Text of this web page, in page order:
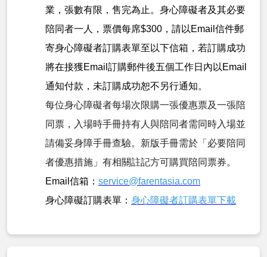
業，張數有限，售完為止。身心障礙者及其必要
陪同者一人，票價每席$300，請以Email信件郵
寄身心障礙者訂購表單至以下信箱，若訂購成功
將在接獲Email訂購郵件後五個工作日內以Email
通知付款，未訂購成功恕不另行通知。
每位身心障礙者每場次限購一張優惠票及一張陪
同票，入場時手冊持有人與陪同者需同時入場並
請備妥身障手冊查驗。新版手冊需於「必要陪同
者優惠措施」有相關註記方可購買陪同票券。
Email信箱： service@farentasia.com
身心障礙訂購表單： 身心障礙者訂購表單下載